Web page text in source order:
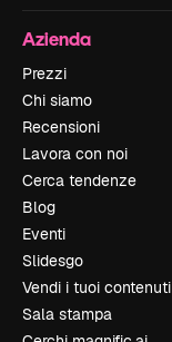
Azienda
Prezzi
Chi siamo
Recensioni
Lavora con noi
Cerca tendenze
Blog
Eventi
Slidesgo
Vendi i tuoi contenuti
Sala stampa